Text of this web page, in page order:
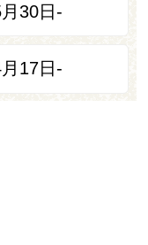
30日-
17日-